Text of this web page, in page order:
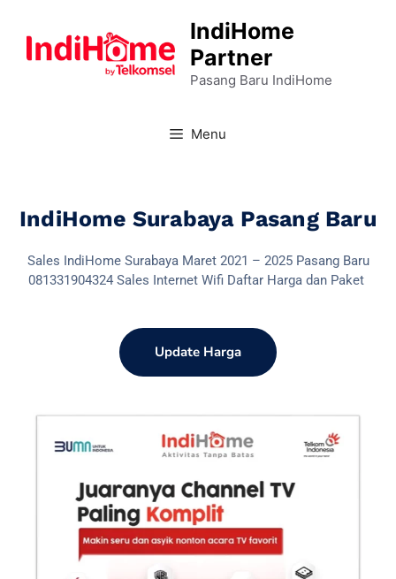
IndiHome
Partner
Pasang Baru IndiHome
Menu
IndiHome Surabaya Pasang Baru
Sales IndiHome Surabaya Maret 2021 – 2025 Pasang Baru
081331904324 Sales Internet Wifi Daftar Harga dan Paket
Update Harga